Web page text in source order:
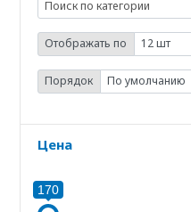
Отображать по
Порядок
Цена
170